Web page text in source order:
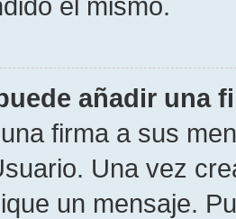
añadir una
firma a sus
Una vez
un mensaje.